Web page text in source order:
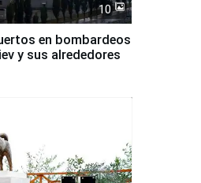
10
en bombardeos
y sus alrededores